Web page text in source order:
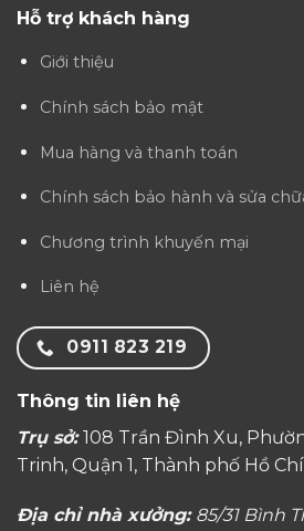
Hỗ trợ khách hàng
Giới thiệu
Chính sách bảo mật
Mua hàng và thanh toán
Chính sách bảo hành và sửa
Chương trình khuyến mại
Liên hệ
0911 823 219
Thông tin liên hệ
Trụ sở:108 Trần Đình Xu,
Trinh, Quận 1, Thành phố Hồ
Địa chỉ nhà xưởng: 85/31 Bình